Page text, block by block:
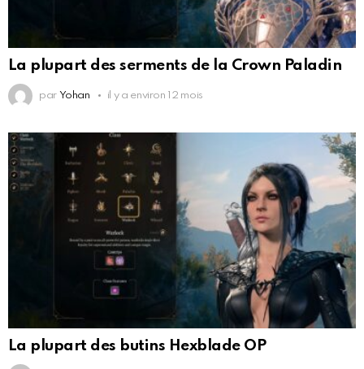
La plupart des serments de la Crown Paladin
par Yohan il y a environ 12 mois
La plupart des butins Hexblade OP